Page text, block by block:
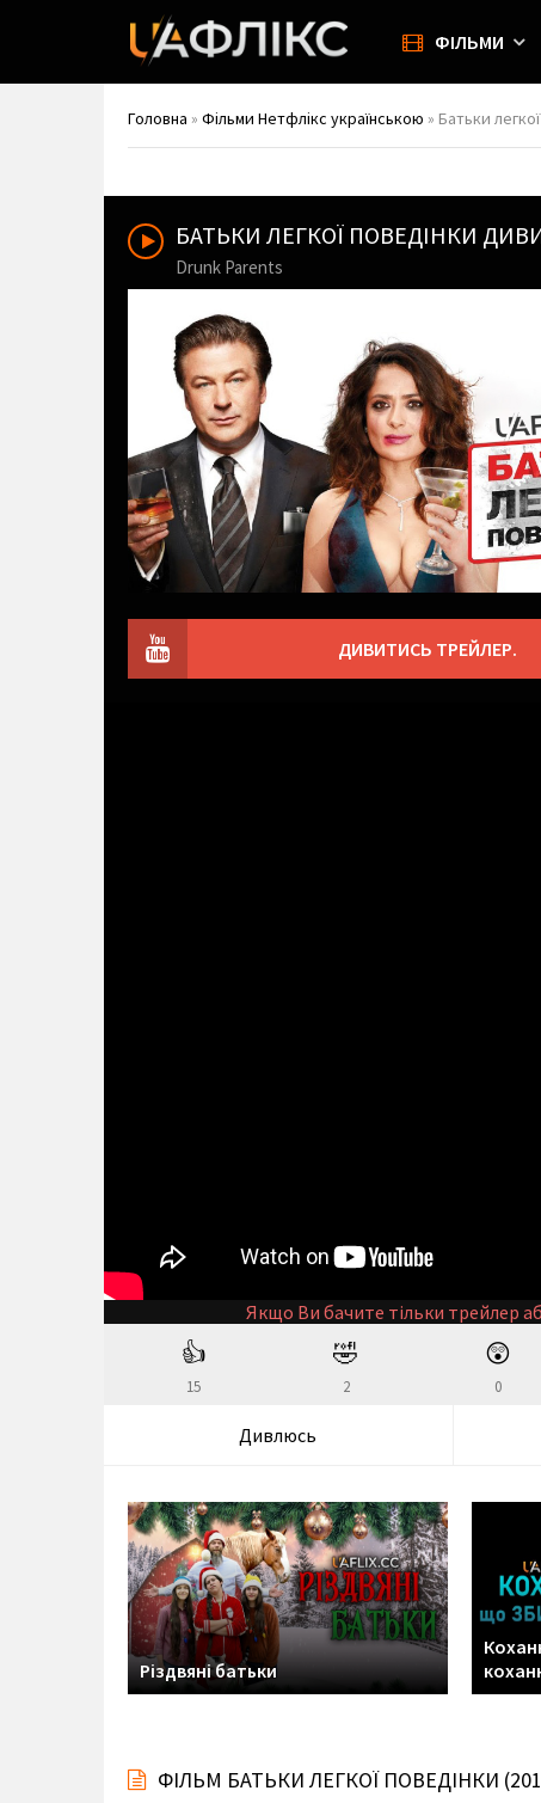
ФІЛЬМИ
Головна » Фільми Нетфлікс українською » Батьки
БАТЬКИ ЛЕГКОЇ ПОВЕДІНКИ
Drunk Parents
ДИВИТИСЬ ТРЕЙЛЕР.
Якщо Ви бачите тільки трейлер
👍
15
🤣
2
😲
0
Дивлюсь
Різдвяні батьки
ФІЛЬМ БАТЬКИ ЛЕГКОЇ ПОВЕДІНКИ